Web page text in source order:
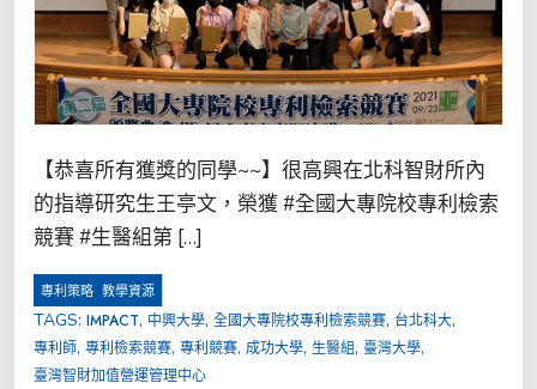
【恭喜所有獲獎的同學~~】很高興在北科智財所內
的指導研究生王亭文，榮獲 #全國大專院校專利檢索
競賽 #生醫組第 […]
專利策略 教學資源
TAGS: IMPACT, 中興大學, 全國大專院校專利檢索競賽, 台北科大,
專利師, 專利檢索競賽, 專利競賽, 成功大學, 生醫組, 臺灣大學,
臺灣智財加值營運管理中心